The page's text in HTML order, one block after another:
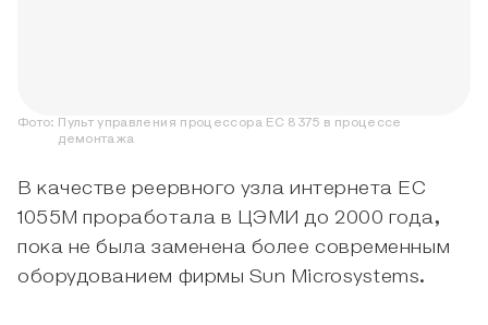
Фото:
Пульт управления процессора ЕС 8375 в процессе
демонтажа
В качестве реервного узла интернета ЕС
1055М проработала в ЦЭМИ до 2000 года,
пока не была заменена более современным
оборудованием фирмы Sun Microsystems.